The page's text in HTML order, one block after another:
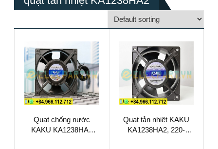
Quạt chống nước
KAKU KA1238HA2
Quạt tản nhiệt KAKU
KA1238HA2, 220-